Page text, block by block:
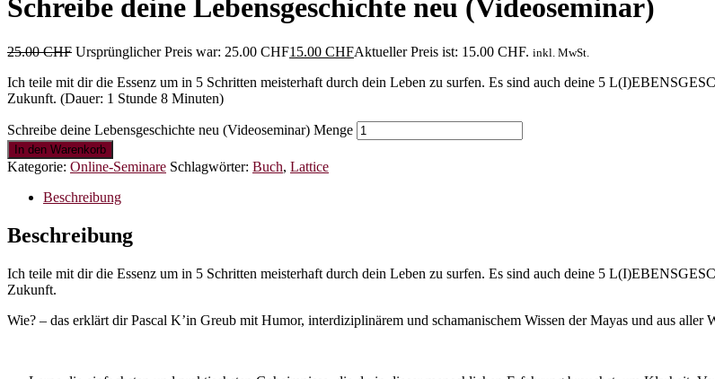
Schreibe deine Lebensgeschichte neu (Videoseminar)
25.00CHF Ursprünglicher Preis war: 25.00 CHF15.00 CHFAktueller Preis ist: 15.00 CHF. inkl. MwSt.
Ich teile mit dir die Essenz um in 5 Schritten meisterhaft durch dein Leben zu surfen. Es sind auch deine 5
Zukunft. (Dauer: 1 Stunde 8 Minuten)
Schreibe deine Lebensgeschichte neu (Videoseminar) Menge
In den Warenkorb
Kategorie: Online-Seminare Schlagwörter: Buch, Lattice
Beschreibung
Beschreibung
Ich teile mit dir die Essenz um in 5 Schritten meisterhaft durch dein Leben zu surfen. Es sind auch deine 5
Zukunft.
Wie? – das erklärt dir Pascal K’in Greub mit Humor, interdiziplinärem und schamanischem Wissen der Mayas und aus aller